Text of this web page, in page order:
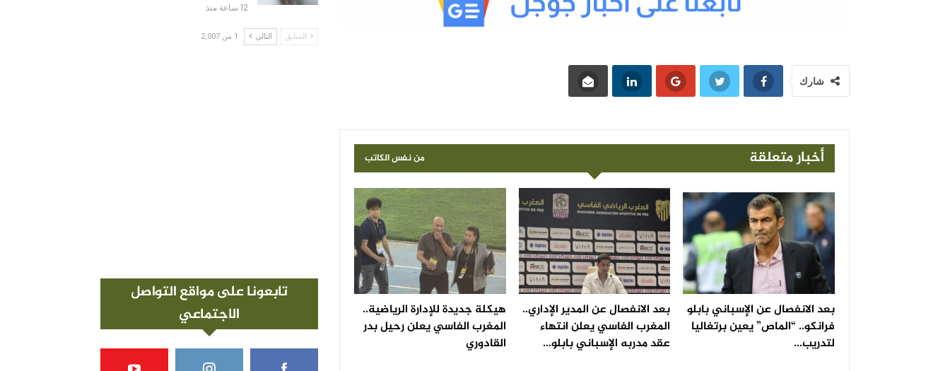
شارك
أخبار متعلقة من نفس الكاتب
بعد الانفصال عن الإسباني بابلو
فرانكو.. “الماص” يعين برتغاليا
لتدريب…
بعد الانفصال عن المدير الإداري..
المغرب الفاسي يعلن انتهاء
عقد مدربه الإسباني بابلو…
هيكلة جديدة للإدارة الرياضية..
المغرب الفاسي يعلن رحيل بدر
القادوري
12 ساعة منذ
السابق التالي 1 من 2,007
تابعونا على مواقع التواصل
الاجتماعي